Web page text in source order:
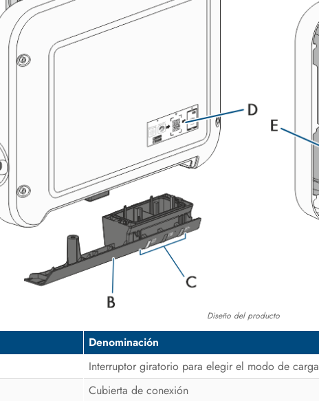
Diseño del producto
Denominación
Interruptor giratorio para elegir el modo de carga
Cubierta de conexión